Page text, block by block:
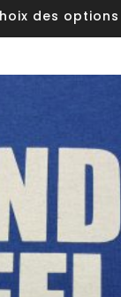
des options